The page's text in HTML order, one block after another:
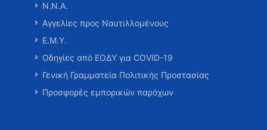
Ν.Ν.Α.
Αγγελίες προς Ναυτιλλομένους
Ε.Μ.Υ.
Οδηγίες από ΕΟΔΥ για COVID-19
Γενική Γραμματεία Πολιτικής Προστασίας
Προσφορές εμπορικών παρόχων